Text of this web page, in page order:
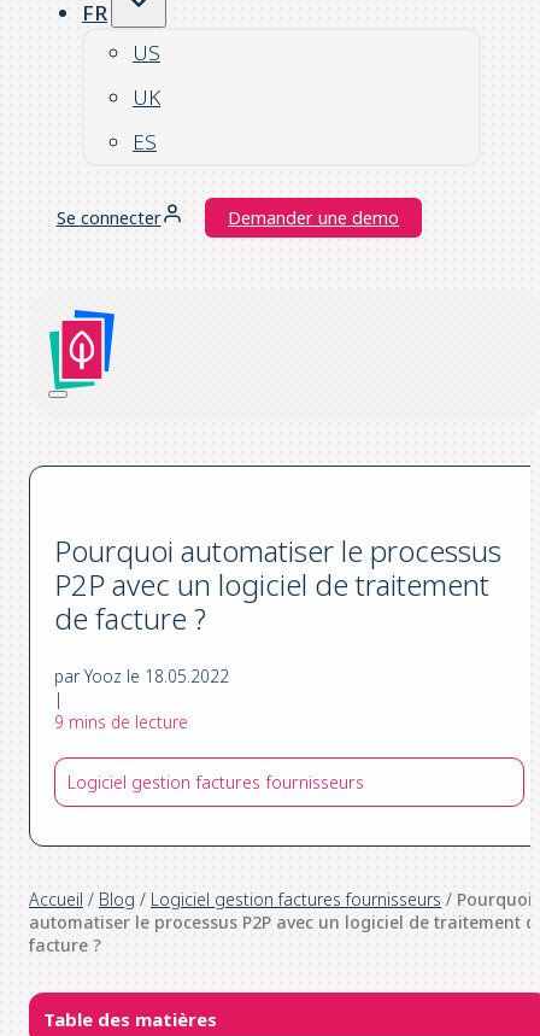
FR
US
UK
ES
Se connecter Demander une demo
Pourquoi automatiser le processus
P2P avec un logiciel de traitement
de facture ?
par Yooz le 18.05.2022
|
9 mins de lecture
Logiciel gestion factures fournisseurs
Accueil / Blog / Logiciel gestion factures fournisseurs / Pourquoi
automatiser le processus P2P avec un logiciel de traitement
facture ?
Table des matières